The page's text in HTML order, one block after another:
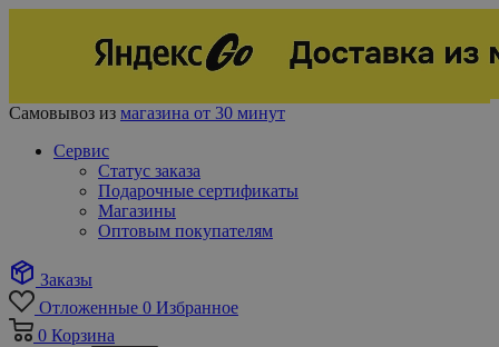
Самовывоз из магазина от 30 минут
Сервис
Статус заказа
Подарочные сертификаты
Магазины
Оптовым покупателям
Заказы
Отложенные 0 Избранное
0 Корзина